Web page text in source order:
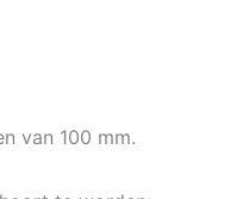
van 100 mm.